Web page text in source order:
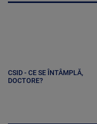
CSID - CE SE ÎNTÂMPLĂ,
DOCTORE?